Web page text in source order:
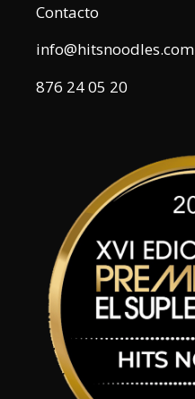
Contacto
info@hitsnoodles.com
876 24 05 20